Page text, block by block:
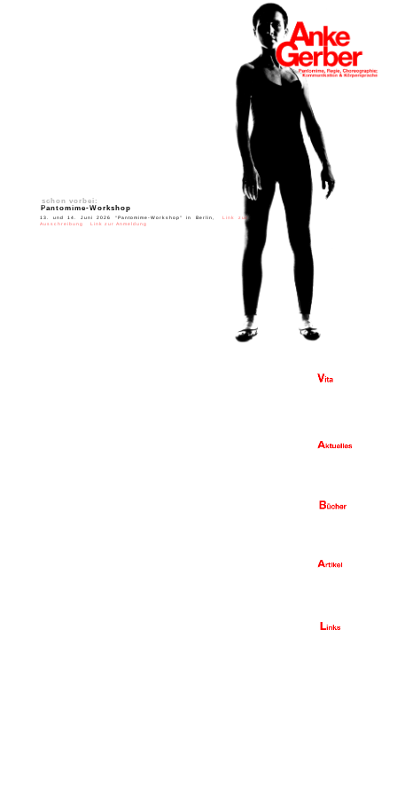
schon vorbei:
Pantomime-Workshop
13. und 14. Juni 2026 “Pantomime-Workshop” in Berlin, Link zur
Ausschreibung
Link zur Anmeldung